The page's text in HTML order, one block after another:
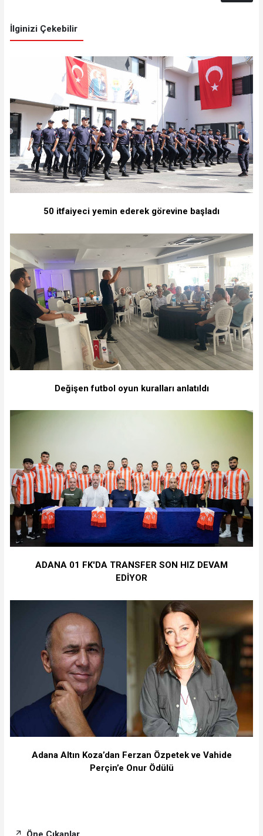
İlginizi Çekebilir
50 itfaiyeci yemin ederek görevine başladı
Değişen futbol oyun kuralları anlatıldı
ADANA 01 FK'DA TRANSFER SON HIZ DEVAM
EDİYOR
Adana Altın Koza’dan Ferzan Özpetek ve Vahide
Perçin’e Onur Ödülü